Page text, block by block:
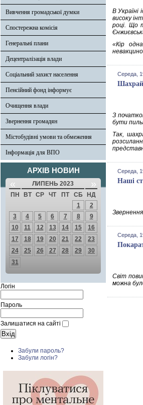
Вивчення громадської думки
Спостережна комісія
Генеральні плани
Децентралізація влади
Соціальний захист населення
Пенсійний фонд інформує
Очищення влади
Звернення громадян
Містобудівні умови та обмеження
Інформація для ВПО
АРХІВ НОВИН
« ЛИПЕНЬ 2023 »
ПН ВТ СР ЧТ ПТ СБ
НД
1
2
3
4 5 6 7 8
9
10
11 12 13 14 15
16
17
18 19 20 21 22
23
24
25 26 27 28 29
30
31
Логін
Пароль
Залишатися на сайті
Забули пароль?
Забули логін?
В Україні
високу
році. Що
«Кір
Середа,
З
бути
Так,
Середа,
Наші
Звернення
Середа,
Світ
можна